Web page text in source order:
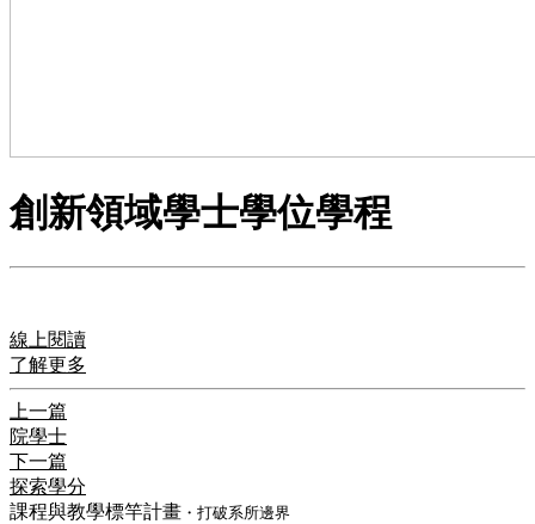
創新領域學士學位學程
線上閱讀
了解更多
上一篇
院學士
下一篇
探索學分
課程與教學標竿計畫 ・打破系所邊界